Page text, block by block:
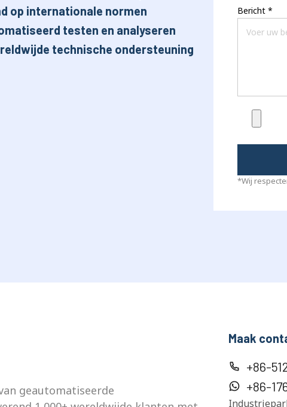
op internationale normen
testen en analyseren
technische ondersteuning
Bericht *
*Wij
geautomatiseerde
Maak
+86-
+86-